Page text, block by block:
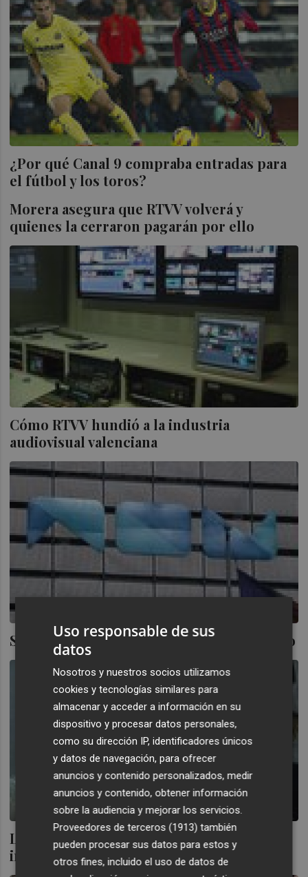
¿Por qué Canal 9 compraba entradas para
el fútbol y los toros?
Morera asegura que RTVV volverá y
quienes la cerraron pagarán por ello
Cómo RTVV hundió a la industria
audiovisual valenciana
Seis meses sin RTVV: del conflicto al olvido
La música en valenciano halla su sitio en
internet
Uso responsable de sus
datos
Nosotros y nuestros socios utilizamos
cookies y tecnologías similares para
almacenar y acceder a información en su
dispositivo y procesar datos personales,
como su dirección IP, identificadores únicos
y datos de navegación, para ofrecer
anuncios y contenido personalizados, medir
anuncios y contenido, obtener información
sobre la audiencia y mejorar los servicios.
Proveedores de terceros (1913) también
pueden procesar sus datos para estos y
otros fines, incluido el uso de datos de